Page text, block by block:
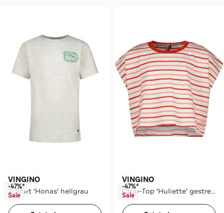
VINGINO
T-Shirt 'Honas' hellgrau
-47%*
Sale
VINGINO
Crop-Top 'Huliette' gestreift
-47%*
Sale